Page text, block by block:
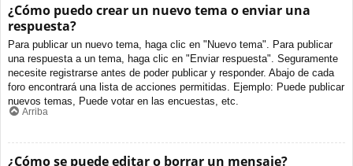
¿Cómo puedo crear un nuevo tema o enviar una
respuesta?
Para publicar un nuevo tema, haga clic en "Nuevo tema". Para publicar
una respuesta a un tema, haga clic en "Enviar respuesta". Seguramente
necesite registrarse antes de poder publicar y responder. Abajo de cada
foro encontrará una lista de acciones permitidas. Ejemplo: Puede publicar
nuevos temas, Puede votar en las encuestas, etc.
Arriba
¿Cómo se puede editar o borrar un mensaje?